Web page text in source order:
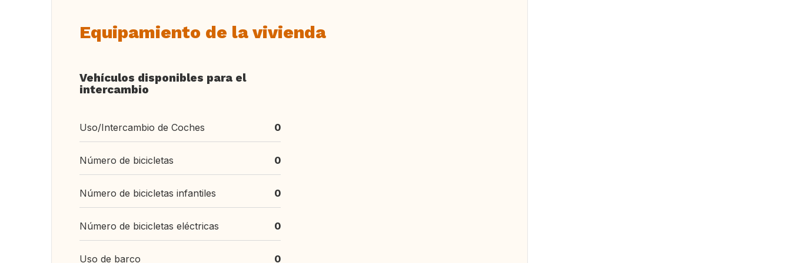
Equipamiento de la vivienda
Vehículos disponibles para el
intercambio
Uso/Intercambio de Coches 0
Número de bicicletas 0
Número de bicicletas infantiles 0
Número de bicicletas eléctricas 0
Uso de barco 0